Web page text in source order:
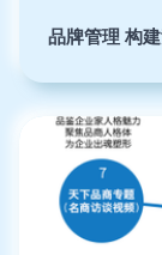
品牌管理 构